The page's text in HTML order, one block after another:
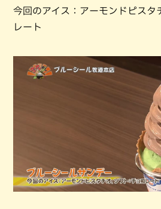
今回のアイス：アーモンドピスタ
レート